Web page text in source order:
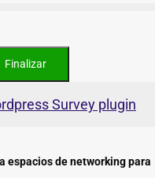
Survey plugin
espacios de networking para